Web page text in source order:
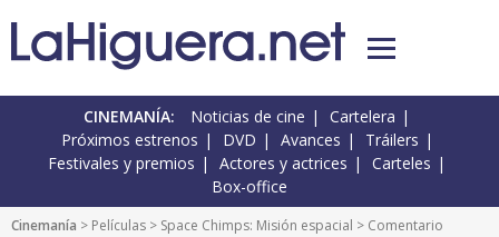
CINEMANÍA: Noticias de cine
Cartelera
Próximos estrenos
DVD Avances
Tráilers
Festivales y premios
Actores y actrices
Carteles
Box-office
Cinemanía > Películas > Space Chimps: Misión espacial > Comentario